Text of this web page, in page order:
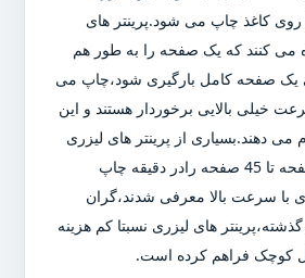
کاغذ چاپ می شود.پرینتر های
می کنند که یک صفحه را به طور هم
یک صفحه کامل بارگیری شود،چاپ می
خیلی بالایی برخوردار هستند و این
دهند.بسیاری از پرینتر های لیزری
خانگی می توانند از 18 صفحه تا 45 صفحه رادر دقیقه چاپ
با سرعت بالا معرفی شدند،گران
های لیزری نسبتا کم هزینه
کوچک فراهم کرده است.